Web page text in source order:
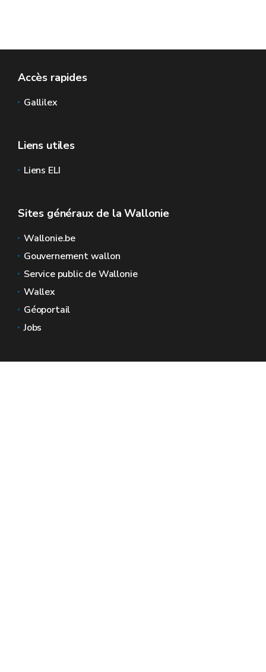
Accès rapides
Gallilex
Liens utiles
Liens ELI
Sites généraux de la Wallonie
Wallonie.be
Gouvernement wallon
Service public de Wallonie
Wallex
Géoportail
Jobs